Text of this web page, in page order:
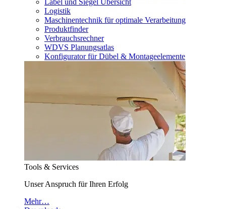
Label und Siegel Übersicht
Logistik
Maschinentechnik für optimale Verarbeitung
Produktfinder
Verbrauchsrechner
WDVS Planungsatlas
Konfigurator für Dübel & Montageelemente
Tools & Services
Unser Anspruch für Ihren Erfolg
Mehr…